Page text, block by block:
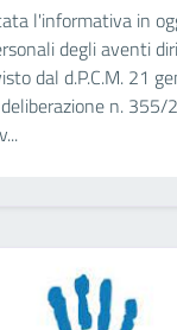
l'informativa in
degli aventi
dal d.P.C.M. 21
n.